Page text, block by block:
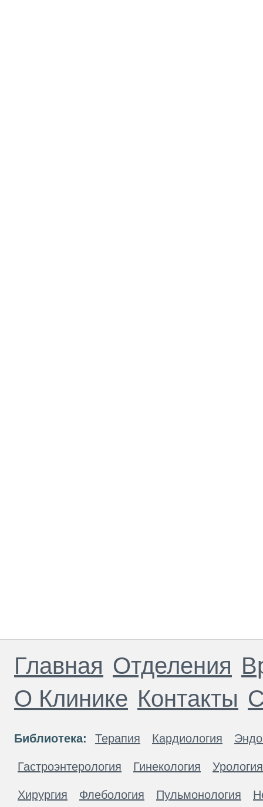
Главная Отделения
О Клинике Контакты
Библиотека: Терапия Кардиология
Гастроэнтерология Гинекология Урология
Хирургия Флебология Пульмонология